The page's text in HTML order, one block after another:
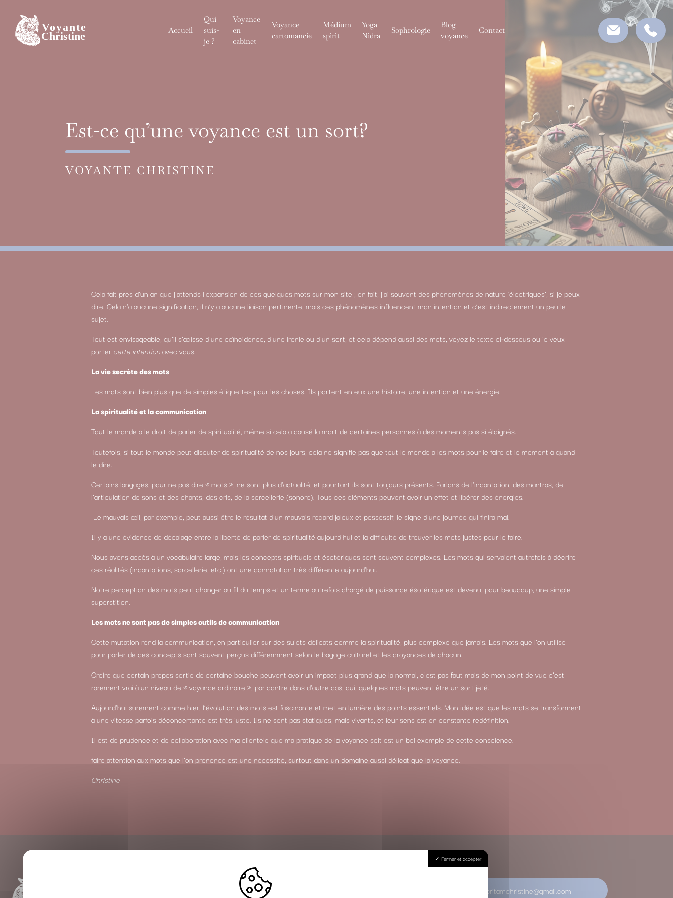
content
Accueil
Qui
suis-
je ?
Voyance
en
cabinet
Voyance
cartomancie
Médium
spirit
Yoga
Nidra
Sophrologie
Blog
voyance
Contact
Est-ce qu’une voyance est un sort?
VOYANTE CHRISTINE
Cela fait près d’un an que j’attends l’expansion de ces quelques mots sur mon site ; en fait, j’ai souvent des phénomènes de nature ‘électriques’, si je peux
dire. Cela n’a aucune signification, il n’y a aucune liaison pertinente, mais ces phénomènes influencent mon intention et c’est indirectement un peu le
sujet.
Tout est envisageable, qu’il s’agisse d’une coïncidence, d’une ironie ou d’un sort, et cela dépend aussi des mots, voyez le texte ci-dessous où je veux
porter cette intentionavec vous.
La vie secrète des mots
Les mots sont bien plus que de simples étiquettes pour les choses. Ils portent en eux une histoire, une intention et une énergie.
La spiritualité et la communication
Tout le monde a le droit de parler de spiritualité, même si cela a causé la mort de certaines personnes à des moments pas si éloignés.
Toutefois, si tout le monde peut discuter de spiritualité de nos jours, cela ne signifie pas que tout le monde a les mots pour le faire et le moment à quand
le dire.
Certains langages, pour ne pas dire « mots », ne sont plus d’actualité, et pourtant ils sont toujours présents. Parlons de l’incantation, des mantras, de
l’articulation de sons et des chants, des cris, de la sorcellerie (sonore). Tous ces éléments peuvent avoir un effet et libérer des énergies.
Le mauvais œil, par exemple, peut aussi être le résultat d’un mauvais regard jaloux et possessif, le signe d’une journée qui finira mal.
Il y a une évidence de décalage entre la liberté de parler de spiritualité aujourd’hui et la difficulté de trouver les mots justes pour le faire.
Nous avons accès à un vocabulaire large, mais les concepts spirituels et ésotériques sont souvent complexes. Les mots qui servaient autrefois à décrire
ces réalités (incantations, sorcellerie, etc.) ont une connotation très différente aujourd’hui.
Notre perception des mots peut changer au fil du temps et un terme autrefois chargé de puissance ésotérique est devenu, pour beaucoup, une simple
superstition.
Les mots ne sont pas de simples outils de communication
Cette mutation rend la communication, en particulier sur des sujets délicats comme la spiritualité, plus complexe que jamais. Les mots que l’on utilise
pour parler de ces concepts sont souvent perçus différemment selon le bagage culturel et les croyances de chacun.
Croire que certain propos sortie de certaine bouche peuvent avoir un impact plus grand que la normal, c’est pas faut mais de mon point de vue c’est
rarement vrai à un niveau de « voyance ordinaire », par contre dans d’autre cas, oui, quelques mots peuvent être un sort jeté.
Aujourd’hui surement comme hier, l’évolution des mots est fascinante et met en lumière des points essentiels. Mon idée est que les mots se transforment
à une vitesse parfois déconcertante est très juste. Ils ne sont pas statiques, mais vivants, et leur sens est en constante redéfinition.
Il est de prudence et de collaboration avec ma clientèle que ma pratique de la voyance soit est un bel exemple de cette conscience.
faire attention aux mots que l’on prononce est une nécessité, surtout dans un domaine aussi délicat que la voyance.
Christine
NOUS TROUVER pritamchristine@gmail.com
Fermer et accepter